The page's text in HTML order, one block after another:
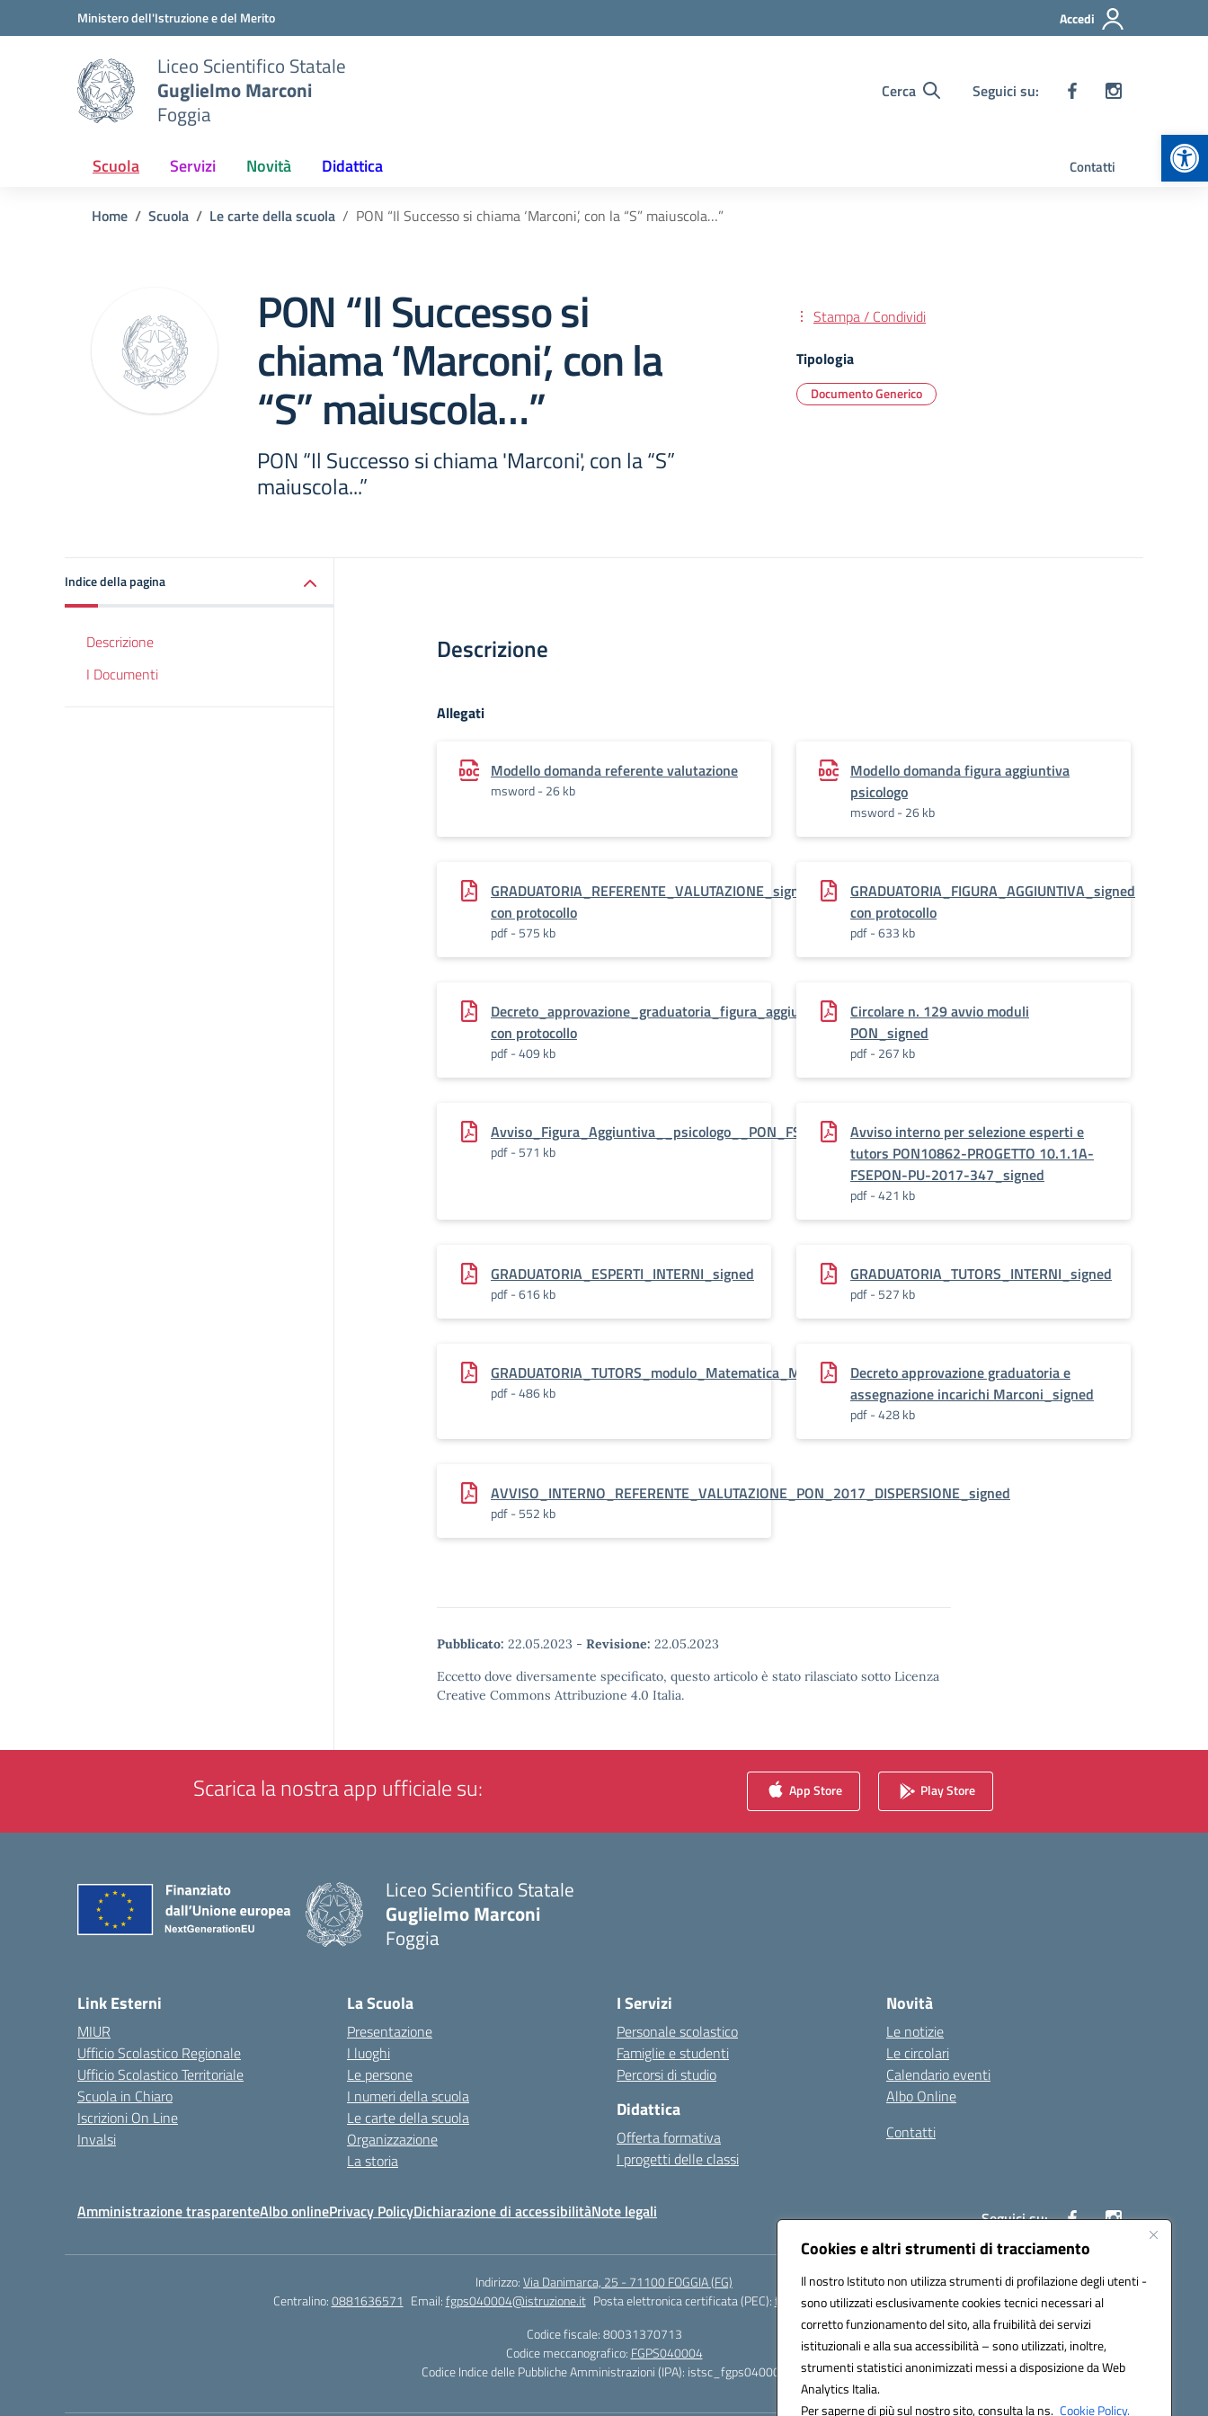
Cookies e altri strumenti di tracciamento
Il nostro Istituto non utilizza strumenti di profilazione degli utenti -
sono utilizzati esclusivamente cookies tecnici necessari al
corretto funzionamento del sito, alla fruibilità dei servizi
istituzionali e alla sua accessibilità – sono utilizzati, inoltre,
strumenti statistici anonimizzati messi a disposizione da Web
Analytics Italia.
Per saperne di più sul nostro sito, consulta la ns. Cookie Policy.
Vai ai contenuti
Vai al menu di navigazioneMinistero dell'Istruzione e del Merito Accedi
Liceo Scientifico Statale
Guglielmo Marconi
Foggia
Cerca Seguici su:
Scuola Servizi Novità Didattica Contatti
Home Scuola Le carte della scuola PON “Il Successo si chiama ‘Marconi’, con la “S” maiuscola…”
PON “Il Successo si
chiama ‘Marconi’, con la
“S” maiuscola…”
PON “Il Successo si chiama 'Marconi', con la “S”
maiuscola...”
Stampa / Condividi
Tipologia
Documento Generico
Indice della pagina
Descrizione
I Documenti
Descrizione
Allegati
Modello domanda referente valutazione
msword - 26 kb
Modello domanda figura aggiuntiva
psicologo
msword - 26 kb
GRADUATORIA_REFERENTE_VALUTAZIONE_signed
con protocollo
pdf - 575 kb
GRADUATORIA_FIGURA_AGGIUNTIVA_signed
con protocollo
pdf - 633 kb
Decreto_approvazione_graduatoria_figura_aggiuntiva_Marconi_signed
con protocollo
pdf - 409 kb
Circolare n. 129 avvio moduli
PON_signed
pdf - 267 kb
Avviso_Figura_Aggiuntiva__psicologo__PON_FSE_INCLUSIONE_signed
pdf - 571 kb
Avviso interno per selezione esperti e
tutors PON10862-PROGETTO 10.1.1A-
FSEPON-PU-2017-347_signed
pdf - 421 kb
GRADUATORIA_ESPERTI_INTERNI_signed
pdf - 616 kb
GRADUATORIA_TUTORS_INTERNI_signed
pdf - 527 kb
GRADUATORIA_TUTORS_modulo_Matematica_Mente_rettificata_signed
pdf - 486 kb
Decreto approvazione graduatoria e
assegnazione incarichi Marconi_signed
pdf - 428 kb
AVVISO_INTERNO_REFERENTE_VALUTAZIONE_PON_2017_DISPERSIONE_signed
pdf - 552 kb
Pubblicato: 22.05.2023 - Revisione: 22.05.2023
Eccetto dove diversamente specificato, questo articolo è stato rilasciato sotto Licenza
Creative Commons Attribuzione 4.0 Italia.
Scarica la nostra app ufficiale su: App Store Play Store
Liceo Scientifico Statale
Guglielmo Marconi
Foggia
Link Esterni
MIUR
Ufficio Scolastico Regionale
Ufficio Scolastico Territoriale
Scuola in Chiaro
Iscrizioni On Line
Invalsi
La Scuola
Presentazione
I luoghi
Le persone
I numeri della scuola
Le carte della scuola
Organizzazione
La storia
I Servizi
Personale scolastico
Famiglie e studenti
Percorsi di studio
Didattica
Offerta formativa
I progetti delle classi
Novità
Le notizie
Le circolari
Calendario eventi
Albo Online
Contatti
Amministrazione trasparenteAlbo onlinePrivacy PolicyDichiarazione di accessibilitàNote legali Seguici su:
Indirizzo:Via Danimarca, 25 - 71100 FOGGIA (FG)
Centralino:0881636571 Email:fgps040004@istruzione.it Posta elettronica certificata (PEC):fgps040004@pec.istruzione.it
Codice fiscale: 80031370713
Codice meccanografico: FGPS040004
Codice Indice delle Pubbliche Amministrazioni (IPA): istsc_fgps040004